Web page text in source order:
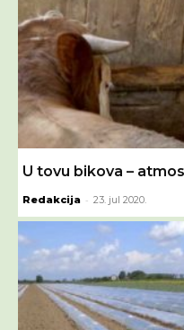
U tovu bikova –
Redakcija - 23. jul 2020.